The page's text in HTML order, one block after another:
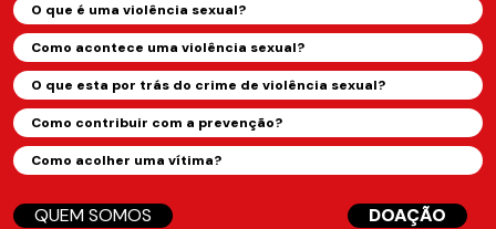
O que é uma violência sexual?
Como acontece uma violência sexual?
O que esta por trás do crime de violência sexual?
Como contribuir com a prevenção?
Como acolher uma vítima?
QUEM SOMOS DOAÇÃO